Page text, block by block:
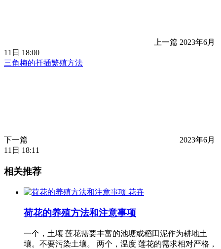
上一篇 2023年6月
11日 18:00
三角梅的扦插繁殖方法
下一篇
2023年6月
11日 18:11
相关推荐
花卉
荷花的养殖方法和注意事项
一个，土壤 莲花需要丰富的池塘或稻田泥作为耕地土
壤。不要污染土壤。 两个，温度 莲花的需求相对严格，